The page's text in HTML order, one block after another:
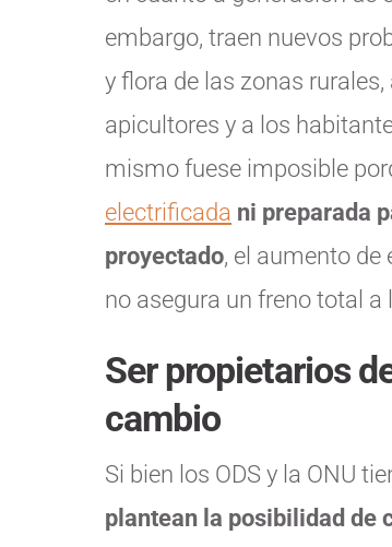
embargo, traen nuevos
y flora de las zonas
apicultores y a los
mismo fuese imposible
electrificada ni preparada
proyectado, el aumento de
no asegura un freno total
Ser propietarios
cambio
Si bien los ODS y la ONU
plantean la posibilidad de